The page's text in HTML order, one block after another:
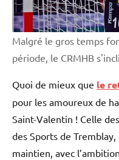
Malgré le gros temps
période, le CRMHB
Quoi de mieux que le
pour les amoureux de
Saint-Valentin ! Celle
des Sports de
maintien, avec